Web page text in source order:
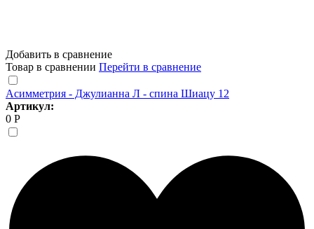
Добавить в сравнение
Товар в сравнении Перейти в сравнение
Асимметрия - Джулианна Л - спина Шиацу 12
Артикул:
0 Р